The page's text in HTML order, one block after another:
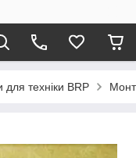
для техніки BRP